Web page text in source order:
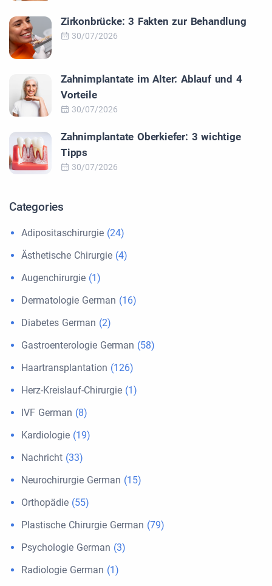
Zirkonbrücke: 3 Fakten zur Behandlung
30/07/2026
Zahnimplantate im Alter: Ablauf und 4
Vorteile
30/07/2026
Zahnimplantate Oberkiefer: 3 wichtige
Tipps
30/07/2026
Categories
Adipositaschirurgie (24)
Ästhetische Chirurgie (4)
Augenchirurgie (1)
Dermatologie German (16)
Diabetes German (2)
Gastroenterologie German (58)
Haartransplantation (126)
Herz-Kreislauf-Chirurgie (1)
IVF German (8)
Kardiologie (19)
Nachricht (33)
Neurochirurgie German (15)
Orthopädie (55)
Plastische Chirurgie German (79)
Psychologie German (3)
Radiologie German (1)